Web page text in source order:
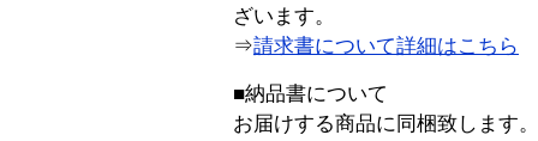
ざいます。
⇒請求書について詳細はこちら
■納品書について
お届けする商品に同梱致します。